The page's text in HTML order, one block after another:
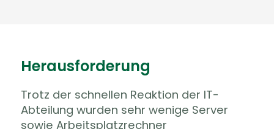
Herausforderung
Trotz der schnellen Reaktion der IT-
Abteilung wurden sehr wenige Server
sowie Arbeitsplatzrechner